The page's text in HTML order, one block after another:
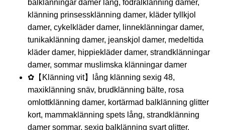
balklänningar damer lång, fodralklänning damer,
klänning prinsessklänning damer, kläder tyllkjol
damer, cykelkläder damer, linneklänningar damer,
tunikaklänning damer, jeanskjol damer, medeltida
kläder damer, hippiekläder damer, strandklänningar
damer, sommar muslimska klänningar damer
✿【Klänning vit】lång klänning sexig 48,
maxiklänning snäv, brudklänning bälte, rosa
omlottklänning damer, kortärmad balklänning glitter
kort, mammaklänning spets lång, strandklänning
damer sommar, sexig balklänning svart glitter,